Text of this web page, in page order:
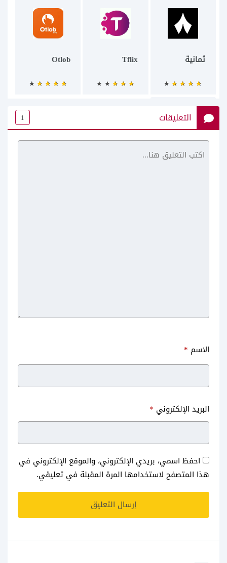
ثمانية Tflix
Otlob
KARTA GPS
التعليقات 1
الاسم *
البريد الإلكتروني *
احفظ اسمي، بريدي الإلكتروني، والموقع الإلكتروني في
هذا المتصفح لاستخدامها المرة المقبلة في تعليقي.